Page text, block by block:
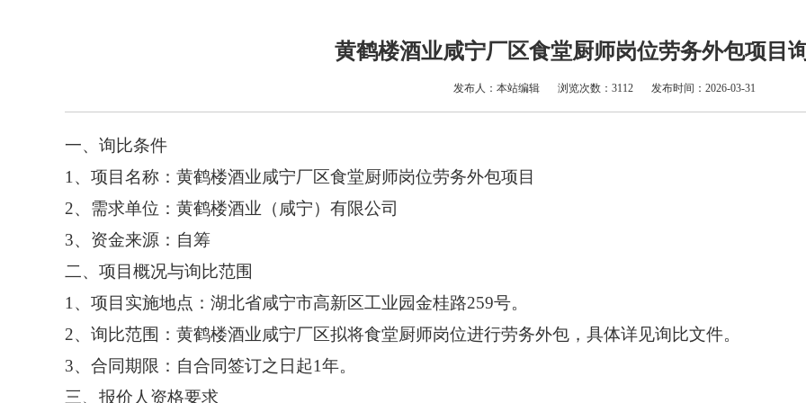
黄鹤楼酒业咸宁厂区食堂厨师岗位劳务外包项目
发布人：本站编辑 浏览次数：3112 发布时间：2026-03-31
一、询比条件
1、项目名称：黄鹤楼酒业咸宁厂区食堂厨师岗位劳务外包项目
2、需求单位：黄鹤楼酒业（咸宁）有限公司
3、资金来源：自筹
二、项目概况与询比范围
1、项目实施地点：湖北省咸宁市高新区工业园金桂路259号。
2、询比范围：黄鹤楼酒业咸宁厂区拟将食堂厨师岗位进行劳务外包，具体详见询比文件。
3、合同期限：自合同签订之日起1年。
三、报价人资格要求